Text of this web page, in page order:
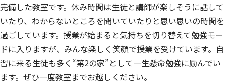
完備した教室です。休み時間は生徒と講師が楽しそうに話して
いたり、わからないところを聞いていたりと思い思いの時間を
過ごしています。授業が始まると気持ちを切り替えて勉強モー
ドに入りますが、みんな楽しく笑顔で授業を受けています。自
習に来る生徒も多く“第2の家”として一生懸命勉強に励んでい
ます。ぜひ一度教室までお越しください。